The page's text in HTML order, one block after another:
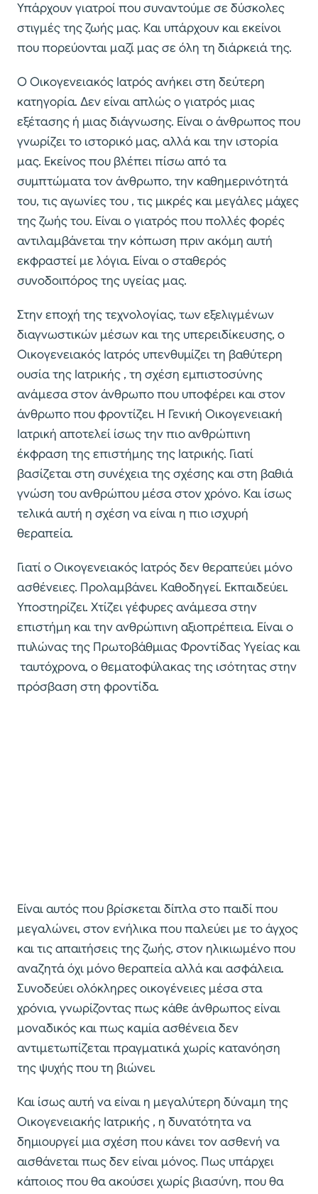
Υπάρχουν γιατροί που συναντούμε σε δύσκολες
στιγμές της ζωής μας. Και υπάρχουν και εκείνοι
που πορεύονται μαζί μας σε όλη τη διάρκειά της.
Ο Οικογενειακός Ιατρός ανήκει στη δεύτερη
κατηγορία. Δεν είναι απλώς ο γιατρός μιας
εξέτασης ή μιας διάγνωσης. Είναι ο άνθρωπος που
γνωρίζει το ιστορικό μας, αλλά και την ιστορία
μας. Εκείνος που βλέπει πίσω από τα
συμπτώματα τον άνθρωπο, την καθημερινότητά
του, τις αγωνίες του , τις μικρές και μεγάλες μάχες
της ζωής του. Είναι ο γιατρός που πολλές φορές
αντιλαμβάνεται την κόπωση πριν ακόμη αυτή
εκφραστεί με λόγια. Είναι ο σταθερός
συνοδοιπόρος της υγείας μας.
Στην εποχή της τεχνολογίας, των εξελιγμένων
διαγνωστικών μέσων και της υπερειδίκευσης, ο
Οικογενειακός Ιατρός υπενθυμίζει τη βαθύτερη
ουσία της Ιατρικής , τη σχέση εμπιστοσύνης
ανάμεσα στον άνθρωπο που υποφέρει και στον
άνθρωπο που φροντίζει. Η Γενική Οικογενειακή
Ιατρική αποτελεί ίσως την πιο ανθρώπινη
έκφραση της επιστήμης της Ιατρικής. Γιατί
βασίζεται στη συνέχεια της σχέσης και στη βαθιά
γνώση του ανθρώπου μέσα στον χρόνο. Και ίσως
τελικά αυτή η σχέση να είναι η πιο ισχυρή
θεραπεία.
Γιατί ο Οικογενειακός Ιατρός δεν θεραπεύει μόνο
ασθένειες. Προλαμβάνει. Καθοδηγεί. Εκπαιδεύει.
Υποστηρίζει. Χτίζει γέφυρες ανάμεσα στην
επιστήμη και την ανθρώπινη αξιοπρέπεια. Είναι ο
πυλώνας της Πρωτοβάθμιας Φροντίδας Υγείας και
ταυτόχρονα, ο θεματοφύλακας της ισότητας στην
πρόσβαση στη φροντίδα.
Είναι αυτός που βρίσκεται δίπλα στο παιδί που
μεγαλώνει, στον ενήλικα που παλεύει με το άγχος
και τις απαιτήσεις της ζωής, στον ηλικιωμένο που
αναζητά όχι μόνο θεραπεία αλλά και ασφάλεια.
Συνοδεύει ολόκληρες οικογένειες μέσα στα
χρόνια, γνωρίζοντας πως κάθε άνθρωπος είναι
μοναδικός και πως καμία ασθένεια δεν
αντιμετωπίζεται πραγματικά χωρίς κατανόηση
της ψυχής που τη βιώνει.
Και ίσως αυτή να είναι η μεγαλύτερη δύναμη της
Οικογενειακής Ιατρικής , η δυνατότητα να
δημιουργεί μια σχέση που κάνει τον ασθενή να
αισθάνεται πως δεν είναι μόνος. Πως υπάρχει
κάποιος που θα ακούσει χωρίς βιασύνη, που θα